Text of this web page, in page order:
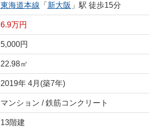
東海道本線 「 新大阪 」駅 徒歩15分
6.9万円
5,000円
22.98㎡
2019年 4月(築7年)
マンション / 鉄筋コンクリート
13階建